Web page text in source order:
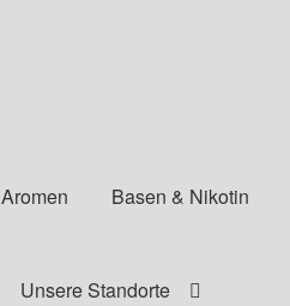
Aromen Basen & Nikotin
Unsere Standorte